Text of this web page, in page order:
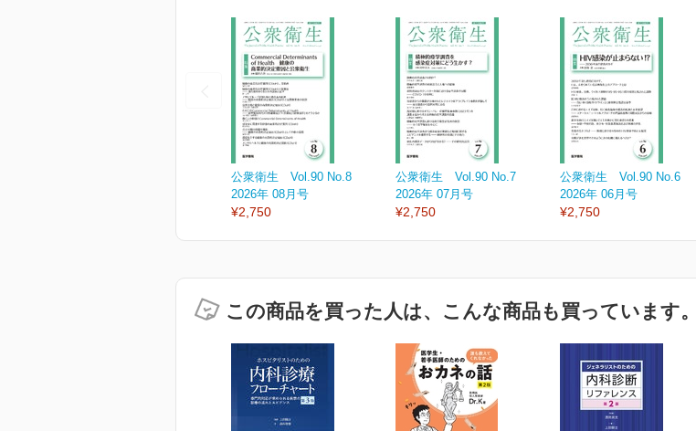
公衆衛生 Vol.90 No.8
2026年 08月号
¥2,750
公衆衛生 Vol.90 No.7
2026年 07月号
¥2,750
公衆衛生 Vol.90 No.6
2026年 06月号
¥2,750
この商品を買った人は、こんな商品も買っています。